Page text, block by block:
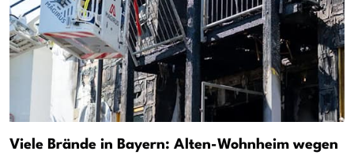
Viele Brände in Bayern: Alten-Wohnheim wegen